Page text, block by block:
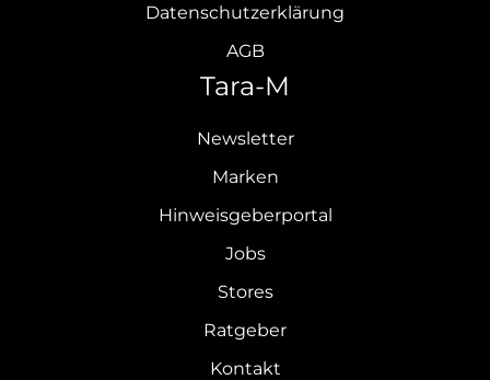
Datenschutzerklärung
AGB
Tara-M
Newsletter
Marken
Hinweisgeberportal
Jobs
Stores
Ratgeber
Kontakt